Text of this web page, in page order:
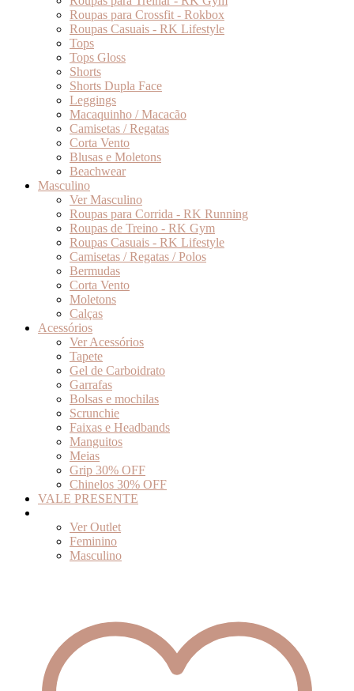
Roupas para Crossfit - Rokbox
Roupas Casuais - RK Lifestyle
Tops
Tops Gloss
Shorts
Shorts Dupla Face
Leggings
Macaquinho / Macacão
Camisetas / Regatas
Corta Vento
Blusas e Moletons
Beachwear
Masculino
Ver Masculino
Roupas para Corrida - RK Running
Roupas de Treino - RK Gym
Roupas Casuais - RK Lifestyle
Camisetas / Regatas / Polos
Bermudas
Corta Vento
Moletons
Calças
Acessórios
Ver Acessórios
Tapete
Gel de Carboidrato
Garrafas
Bolsas e mochilas
Scrunchie
Faixas e Headbands
Manguitos
Meias
Grip 30% OFF
Chinelos 30% OFF
VALE PRESENTE
Ver Outlet
Feminino
Masculino